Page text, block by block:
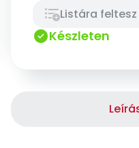
Listára feltesz
Készleten